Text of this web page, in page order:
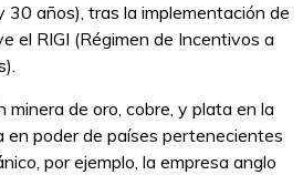
años), tras la implementación de
el RIGI (Régimen de Incentivos a
minera de oro, cobre, y plata en la
en poder de países pertenecientes
por ejemplo, la empresa anglo